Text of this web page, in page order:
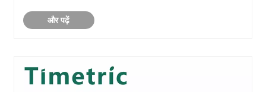
और पढ़ें